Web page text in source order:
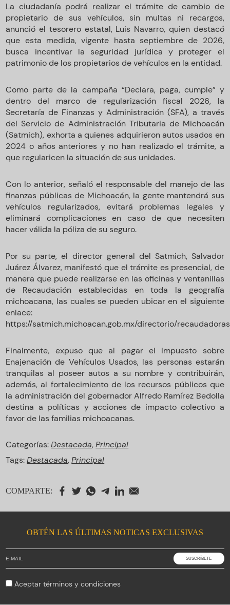
La ciudadanía podrá realizar el trámite de cambio de
propietario de sus vehículos, sin multas ni recargos,
anunció el tesorero estatal, Luis Navarro, quien destacó
que esta medida, vigente hasta septiembre de 2026,
busca incentivar la seguridad jurídica y proteger el
patrimonio de los propietarios de vehículos en la entidad.
Como parte de la campaña “Declara, paga, cumple” y
dentro del marco de regularización fiscal 2026, la
Secretaría de Finanzas y Administración (SFA), a través
del Servicio de Administración Tributaria de Michoacán
(Satmich), exhorta a quienes adquirieron autos usados en
2024 o años anteriores y no han realizado el trámite, a
que regularicen la situación de sus unidades.
Con lo anterior, señaló el responsable del manejo de las
finanzas públicas de Michoacán, la gente mantendrá sus
vehículos regularizados, evitará problemas legales y
eliminará complicaciones en caso de que necesiten
hacer válida la póliza de su seguro.
Por su parte, el director general del Satmich, Salvador
Juárez Álvarez, manifestó que el trámite es presencial, de
manera que puede realizarse en las oficinas y ventanillas
de Recaudación establecidas en toda la geografía
michoacana, las cuales se pueden ubicar en el siguiente
enlace:
https://satmich.michoacan.gob.mx/directorio/
Finalmente, expuso que al pagar el Impuesto sobre
Enajenación de Vehículos Usados, las personas estarán
tranquilas al poseer autos a su nombre y contribuirán,
además, al fortalecimiento de los recursos públicos que
la administración del gobernador Alfredo Ramírez Bedolla
destina a políticas y acciones de impacto colectivo a
favor de las familias michoacanas.
Categorías:Destacada,Principal
Tags:Destacada,Principal
COMPARTE:
OBTÉN LAS ÚLTIMAS NOTICAS EXCLUSIVAS
Aceptartérminos y condiciones